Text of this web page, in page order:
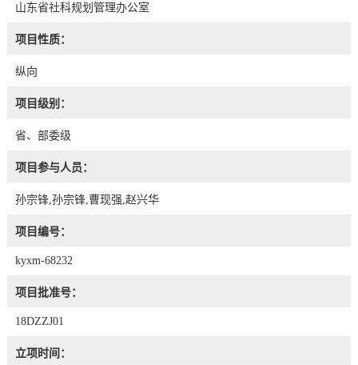
山东省社科规划管理办公室
项目性质：
纵向
项目级别：
省、部委级
项目参与人员：
孙宗锋,孙宗锋,曹现强,赵兴华
项目编号：
kyxm-68232
项目批准号：
18DZZJ01
立项时间：